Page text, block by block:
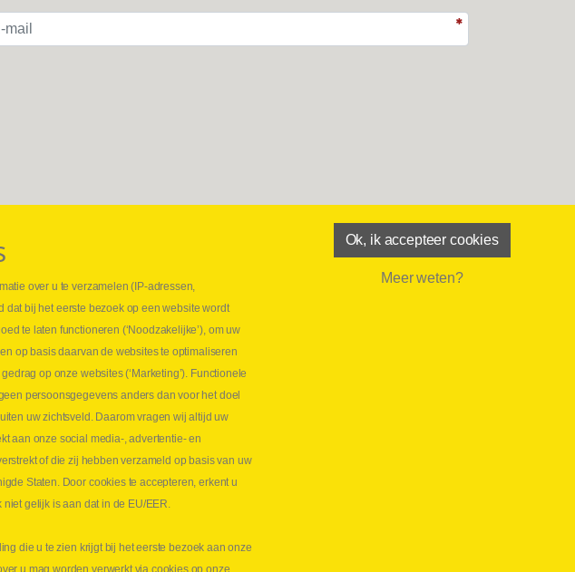
⏳ Laatste maand Webtec-promotie!
⏳ Laatste kans voor onze promo
snelkoppelingen!
1 juni 2026
Lees meer NL
over u te verzamelen (IP-adressen,
bij het eerste bezoek op een website wordt
te laten functioneren (‘Noodzakelijke’), om uw
op basis daarvan de websites te optimaliseren
op onze websites (‘Marketing’). Functionele
persoonsgegevens anders dan voor het doel
uw zichtsveld. Daarom vragen wij altijd uw
aan onze social media-, advertentie- en
of die zij hebben verzameld op basis van uw
Staten. Door cookies te accepteren, erkent u
gelijk is aan dat in de EU/EER.
die u te zien krijgt bij het eerste bezoek aan onze
u mag worden verwerkt via cookies op onze
Ok, ik accepteer cookies
Meer weten?